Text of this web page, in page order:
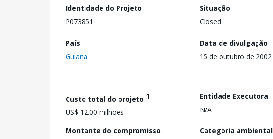
Identidade do Projeto
P073851
Situação
Closed
País
Guiana
Data de divulgação
15 de outubro de 2002
Custo total do projeto 1
US$ 12.00 milhões
Entidade Executora
N/A
Montante do compromisso
Categoria ambiental